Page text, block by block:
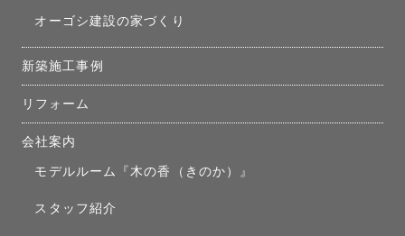
オーゴシ建設の家づくり
新築施工事例
リフォーム
会社案内
モデルルーム『木の香（きのか）』
スタッフ紹介